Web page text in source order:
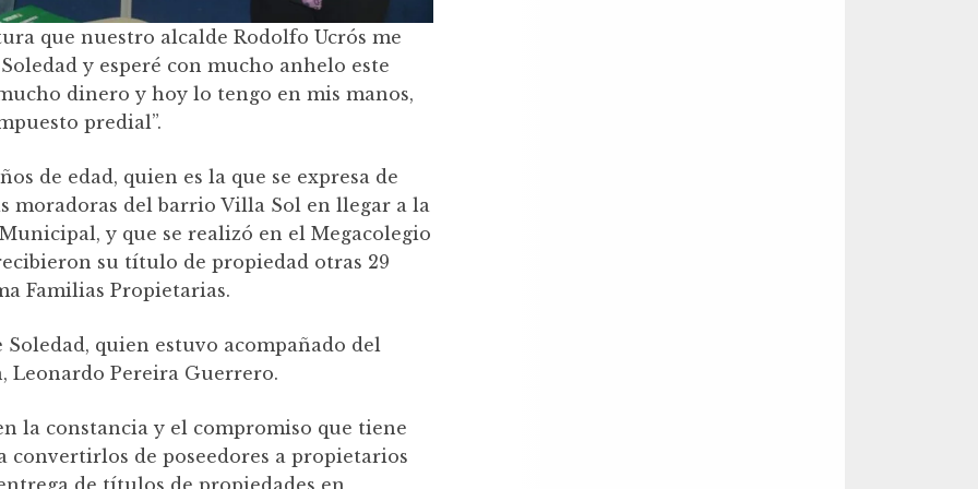
que nuestro alcalde Rodolfo Ucrós me
y esperé con mucho anhelo este
dinero y hoy lo tengo en mis manos,
predial”.
de edad, quien es la que se expresa de
moradoras del barrio Villa Sol en llegar a la
y que se realizó en el Megacolegio
su título de propiedad otras 29
Familias Propietarias.
quien estuvo acompañado del
Leonardo Pereira Guerrero.
la constancia y el compromiso que tiene
convertirlos de poseedores a propietarios
de títulos de propiedades en